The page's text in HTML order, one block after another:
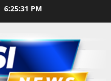
6:25:32 PM